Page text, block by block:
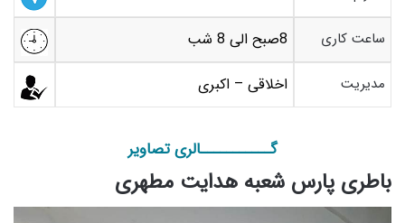
ساعت کاری 8صبح الی 8 شب
مدیریت اخلاقی – اکبری
گـــــــــــالری تصاویر
باطری پارس شعبه هدایت مطهری